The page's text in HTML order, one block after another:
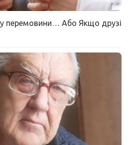
перемовини… Або Якщо друзі